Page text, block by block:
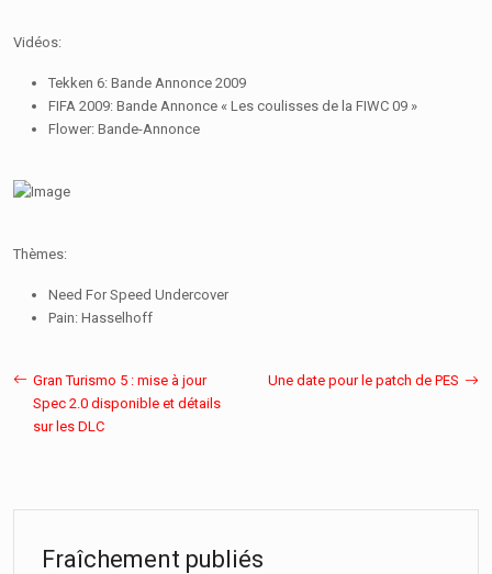
Vidéos:
Tekken 6: Bande Annonce 2009
FIFA 2009: Bande Annonce « Les coulisses de la FIWC 09 »
Flower: Bande-Annonce
Thèmes:
Need For Speed Undercover
Pain: Hasselhoff
Gran Turismo 5 : mise à jour
Spec 2.0 disponible et détails
sur les DLC
Une date pour le patch de PES
Fraîchement publiés